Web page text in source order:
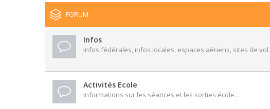
FORUM
Infos
Infos fédérales, infos locales, espaces aériens, sites de vol.
Activités Ecole
Informations sur les séances et les sorties école.